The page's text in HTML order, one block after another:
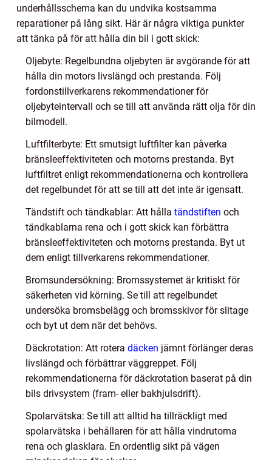
underhållsschema kan du undvika kostsamma
reparationer på lång sikt. Här är några viktiga punkter
att tänka på för att hålla din bil i gott skick:
Oljebyte: Regelbundna oljebyten är avgörande för att
hålla din motors livslängd och prestanda. Följ
fordonstillverkarens rekommendationer för
oljebyteintervall och se till att använda rätt olja för din
bilmodell.
Luftfilterbyte: Ett smutsigt luftfilter kan påverka
bränsleeffektiviteten och motorns prestanda. Byt
luftfiltret enligt rekommendationerna och kontrollera
det regelbundet för att se till att det inte är igensatt.
Tändstift och tändkablar: Att hålla tändstiften och
tändkablarna rena och i gott skick kan förbättra
bränsleeffektiviteten och motorns prestanda. Byt ut
dem enligt tillverkarens rekommendationer.
Bromsundersökning: Bromssystemet är kritiskt för
säkerheten vid körning. Se till att regelbundet
undersöka bromsbelägg och bromsskivor för slitage
och byt ut dem när det behövs.
Däckrotation: Att rotera däcken jämnt förlänger deras
livslängd och förbättrar väggreppet. Följ
rekommendationerna för däckrotation baserat på din
bils drivsystem (fram- eller bakhjulsdrift).
Spolarvätska: Se till att alltid ha tillräckligt med
spolarvätska i behållaren för att hålla vindrutorna
rena och glasklara. En ordentlig sikt på vägen